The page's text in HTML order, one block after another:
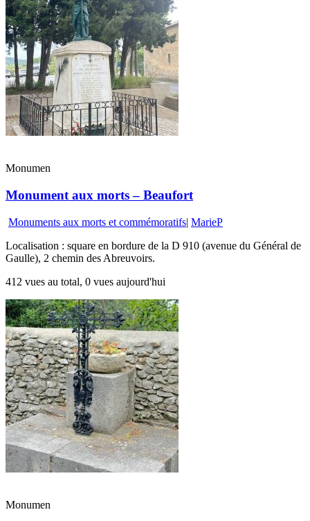
Monumen
Monument aux morts – Beaufort
Monuments aux morts et commémoratifs| MarieP
Localisation : square en bordure de la D 910 (avenue du Général de
Gaulle), 2 chemin des Abreuvoirs.
412 vues au total, 0 vues aujourd'hui
Monumen